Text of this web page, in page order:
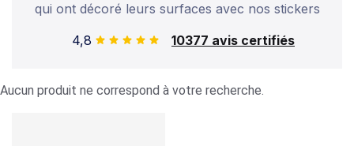
qui ont décoré leurs surfaces avec nos stickers
4,8
10377 avis certifiés
Aucun produit ne correspond à votre recherche.